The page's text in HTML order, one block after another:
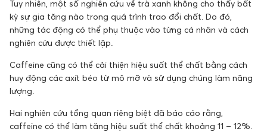
Tuy nhiên, một số nghiên cứu về trà xanh không cho thấy bất
kỳ sự gia tăng nào trong quá trình trao đổi chất. Do đó,
những tác động có thể phụ thuộc vào từng cá nhân và cách
nghiên cứu được thiết lập.
Caffeine cũng có thể cải thiện hiệu suất thể chất bằng cách
huy động các axít béo từ mô mỡ và sử dụng chúng làm năng
lượng.
Hai nghiên cứu tổng quan riêng biệt đã báo cáo rằng,
caffeine có thể làm tăng hiệu suất thể chất khoảng 11 – 12%.